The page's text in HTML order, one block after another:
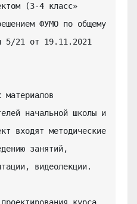
(3-4 класс»
ФУМО по общему
5/21 от 19.11.2021
материалов
начальной школы и
входят методические
занятий,
видеолекции.